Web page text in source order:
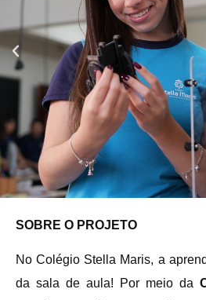
SOBRE O PROJETO
No Colégio Stella Maris, a
da sala de aula! Por meio da